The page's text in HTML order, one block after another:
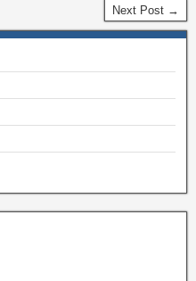
Next Post →